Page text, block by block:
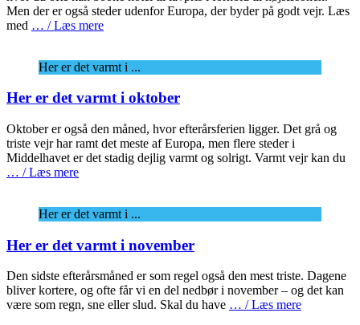
Men der er også steder udenfor Europa, der byder på godt vejr. Læs
med … / Læs mere
Her er det varmt i ...
Her er det varmt i oktober
Oktober er også den måned, hvor efterårsferien ligger. Det grå og
triste vejr har ramt det meste af Europa, men flere steder i
Middelhavet er det stadig dejlig varmt og solrigt. Varmt vejr kan du
… / Læs mere
Her er det varmt i ...
Her er det varmt i november
Den sidste efterårsmåned er som regel også den mest triste. Dagene
bliver kortere, og ofte får vi en del nedbør i november – og det kan
være som regn, sne eller slud. Skal du have … / Læs mere